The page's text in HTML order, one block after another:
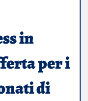
in
per i
di